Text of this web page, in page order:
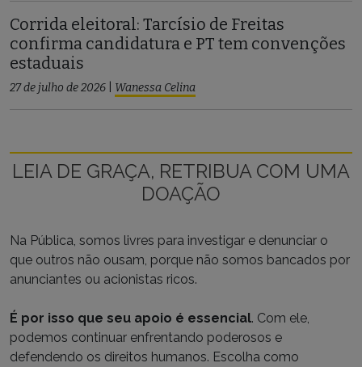
Corrida eleitoral: Tarcísio de Freitas
confirma candidatura e PT tem convenções
estaduais
27 de julho de 2026 Wanessa Celina
LEIA DE GRAÇA, RETRIBUA COM UMA
DOAÇÃO
Na Pública, somos livres para investigar e denunciar o
que outros não ousam, porque não somos bancados por
anunciantes ou acionistas ricos.
É por isso que seu apoio é essencial. Com ele,
podemos continuar enfrentando poderosos e
defendendo os direitos humanos. Escolha como